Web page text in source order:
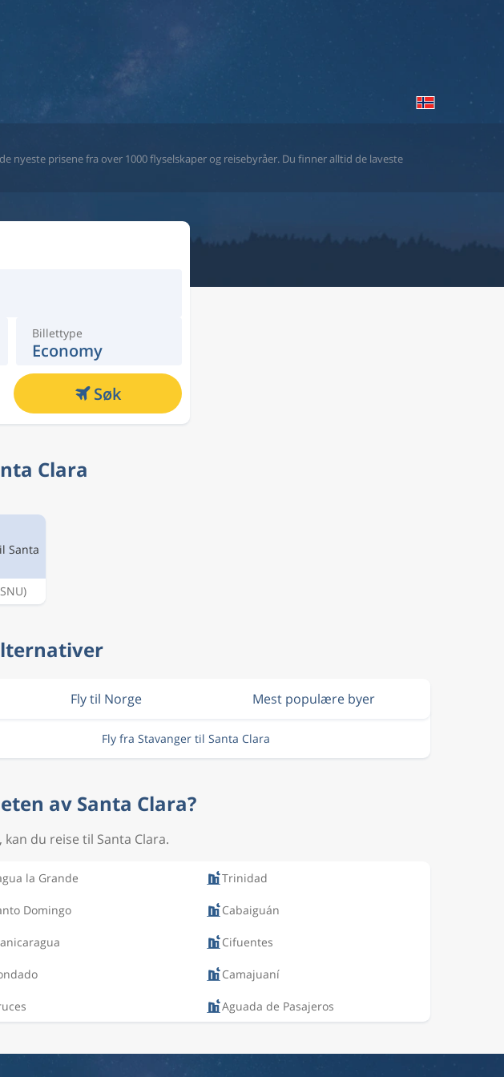
nyeste prisene fra over 1000 flyselskaper og reisebyråer. Du finner alltid de laveste
Billettype
Economy
Søk
Clara
Santa
Fly til Norge Mest populære byer
Fly fra Stavanger til Santa Clara
av Santa Clara?
du reise til Santa Clara.
la Grande Trinidad
Domingo Cabaiguán
Cifuentes
Camajuaní
Aguada de Pasajeros